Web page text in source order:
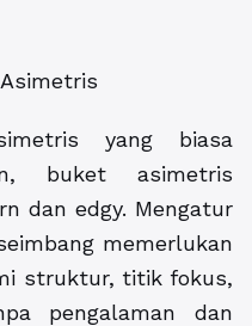
yang biasa
buket asimetris
dan edgy. Mengatur
memerlukan
struktur, titik fokus,
pengalaman dan